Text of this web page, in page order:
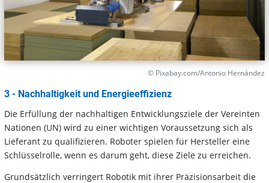
© Pixabay.com/Antonio Hernández
3 - Nachhaltigkeit und Energieeffizienz
Die Erfüllung der nachhaltigen Entwicklungsziele der Vereinten
Nationen (UN) wird zu einer wichtigen Voraussetzung sich als
Lieferant zu qualifizieren. Roboter spielen für Hersteller eine
Schlüsselrolle, wenn es darum geht, diese Ziele zu erreichen.
Grundsätzlich verringert Robotik mit ihrer Präzisionsarbeit die